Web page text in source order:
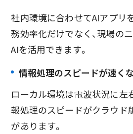
社内環境に合わせてAIアプリ
務効率化だけでなく、現場の
AIを活用できます。
情報処理のスピードが速く
ローカル環境は電波状況に左
報処理のスピードがクラウド
があります。